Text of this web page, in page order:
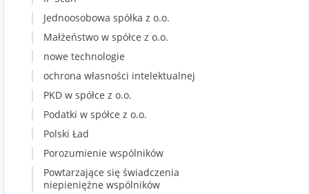
Jednoosobowa spółka z o.o.
Małżeństwo w spółce z o.o.
nowe technologie
ochrona własności intelektualnej
PKD w spółce z o.o.
Podatki w spółce z o.o.
Polski Ład
Porozumienie wspólników
Powtarzające się świadczenia
niepieniężne wspólników